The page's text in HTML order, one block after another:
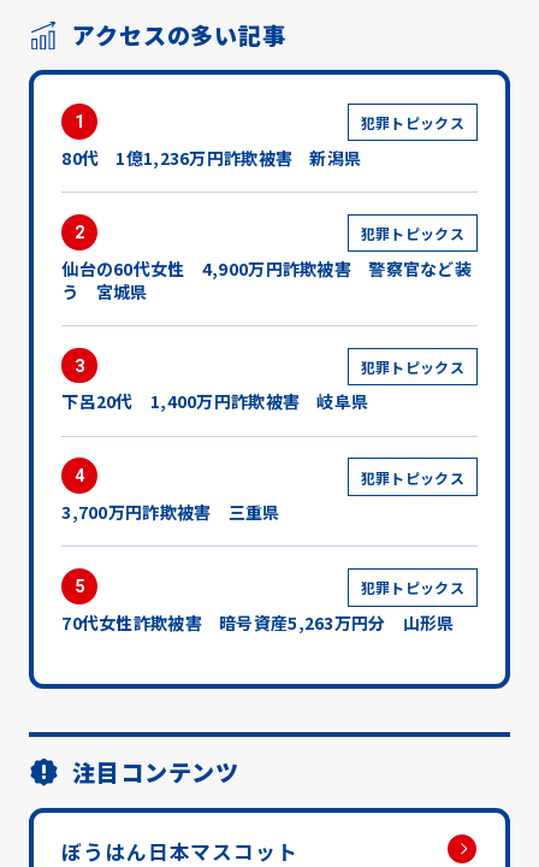
アクセスの多い記事
1 犯罪トピックス
80代 1億1,236万円詐欺被害 新潟県
2 犯罪トピックス
仙台の60代女性 4,900万円詐欺被害 警察官など装
う 宮城県
3 犯罪トピックス
下呂20代 1,400万円詐欺被害 岐阜県
4 犯罪トピックス
3,700万円詐欺被害 三重県
5 犯罪トピックス
70代女性詐欺被害 暗号資産5,263万円分 山形県
注目コンテンツ
ぼうはん日本マスコット